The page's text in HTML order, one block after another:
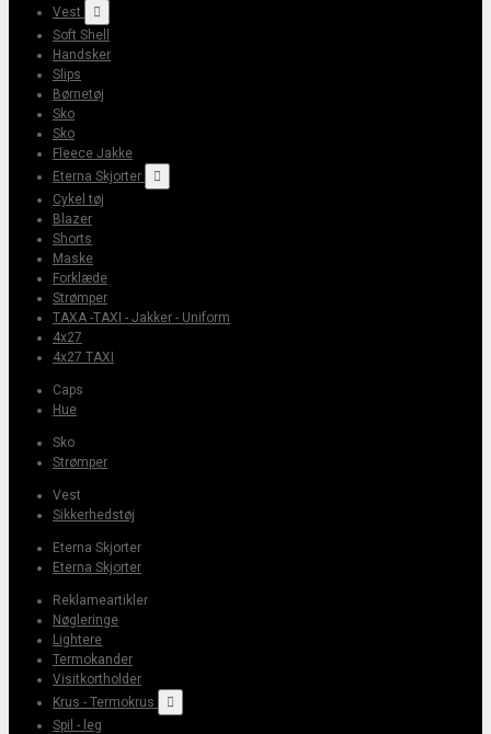
Vest

Soft Shell
Handsker
Slips
Børnetøj
Sko
Sko
Fleece Jakke
Eterna Skjorter

Cykel tøj
Blazer
Shorts
Maske
Forklæde
Strømper
TAXA -TAXI - Jakker - Uniform
4x27
4x27 TAXI
Caps
Hue
Sko
Strømper
Vest
Sikkerhedstøj
Eterna Skjorter
Eterna Skjorter
Reklameartikler
Nøgleringe
Lightere
Termokander
Visitkortholder
Krus - Termokrus

Spil - leg